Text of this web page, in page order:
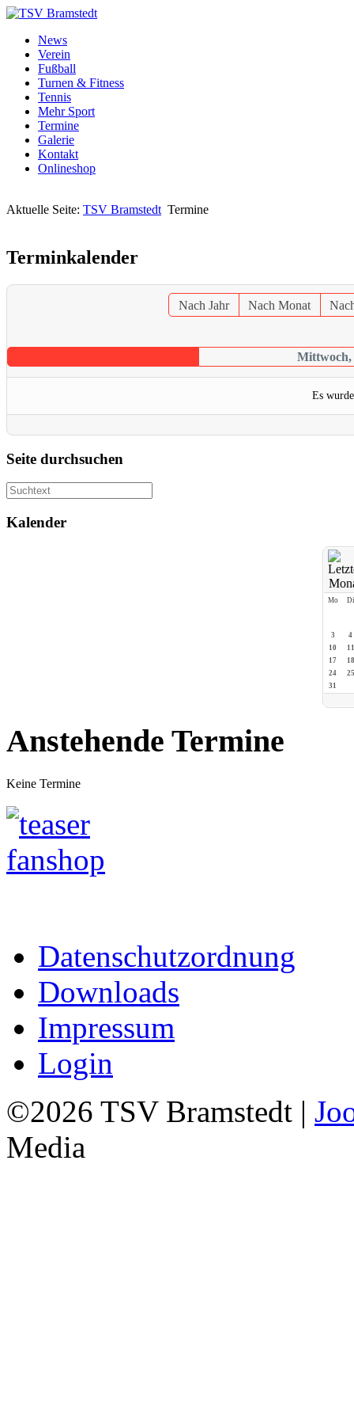
News
Verein
Fußball
Turnen & Fitness
Tennis
Mehr Sport
Termine
Galerie
Kontakt
Onlineshop
Aktuelle Seite: TSV Bramstedt Termine
Terminkalender
Nach Jahr Nach Monat
Mittwoch,
Es
Seite durchsuchen
Kalender
Mo Di
3
4
10
11
17
18
24
25
31
Anstehende Termine
Keine Termine
Datenschutzordnung
Downloads
Impressum
Login
©2026 TSV Bramstedt |
Media